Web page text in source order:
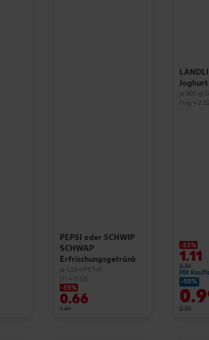
PEPSI oder SCHWIP
SCHWAP
Erfrischungsgetränk
je 1,25-l-PET-Fl.
(1 l = 0.53)
-55%
0.66
1.49
Joghurt
je 500-g-
(1 kg =
-53%
1.11
2.39
Mit
-58%
2.39